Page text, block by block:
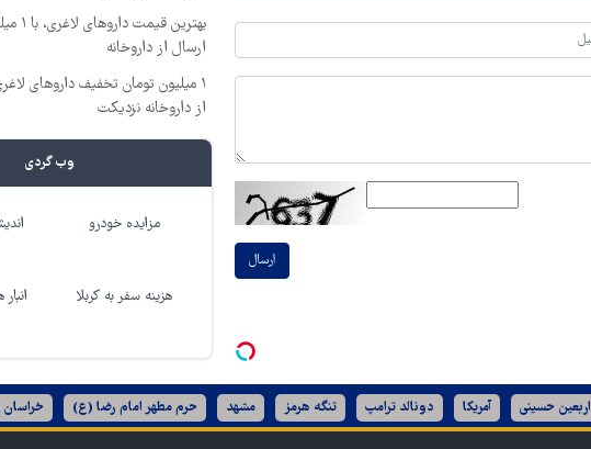
ارسال
ارسال از داروخانه‌
۱ میلیون تومان تخفیف داروهای
از داروخانه نزدیکت
وب گردی
مزایده خودرو
هزینه سفر به کربلا
اربعین حسینی آمریکا دونالد ترامپ تنگه هرمز مشهد حرم مطهر امام رضا (ع)